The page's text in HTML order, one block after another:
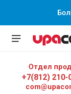
Отдел
+7(812) 210-